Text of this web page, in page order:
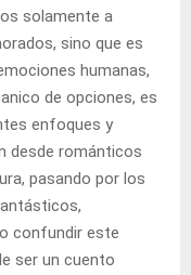
solamente a
sino que es
humanas,
de opciones, es
enfoques y
desde románticos
pasando por los
confundir este
ser un cuento